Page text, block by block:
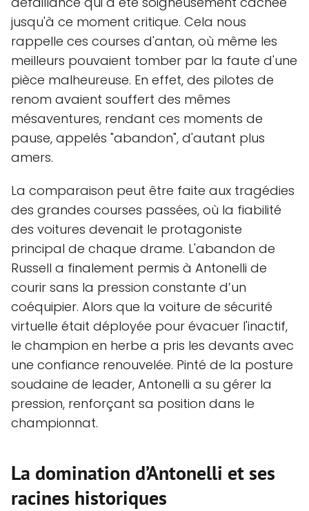
jusqu'à ce moment critique. Cela nous
rappelle ces courses d'antan, où même les
meilleurs pouvaient tomber par la faute d'une
pièce malheureuse. En effet, des pilotes de
renom avaient souffert des mêmes
mésaventures, rendant ces moments de
pause, appelés "abandon", d'autant plus
amers.
La comparaison peut être faite aux tragédies
des grandes courses passées, où la fiabilité
des voitures devenait le protagoniste
principal de chaque drame. L'abandon de
Russell a finalement permis à Antonelli de
courir sans la pression constante d’un
coéquipier. Alors que la voiture de sécurité
virtuelle était déployée pour évacuer l'inactif,
le champion en herbe a pris les devants avec
une confiance renouvelée. Pinté de la posture
soudaine de leader, Antonelli a su gérer la
pression, renforçant sa position dans le
championnat.
La domination d’Antonelli et ses
racines historiques